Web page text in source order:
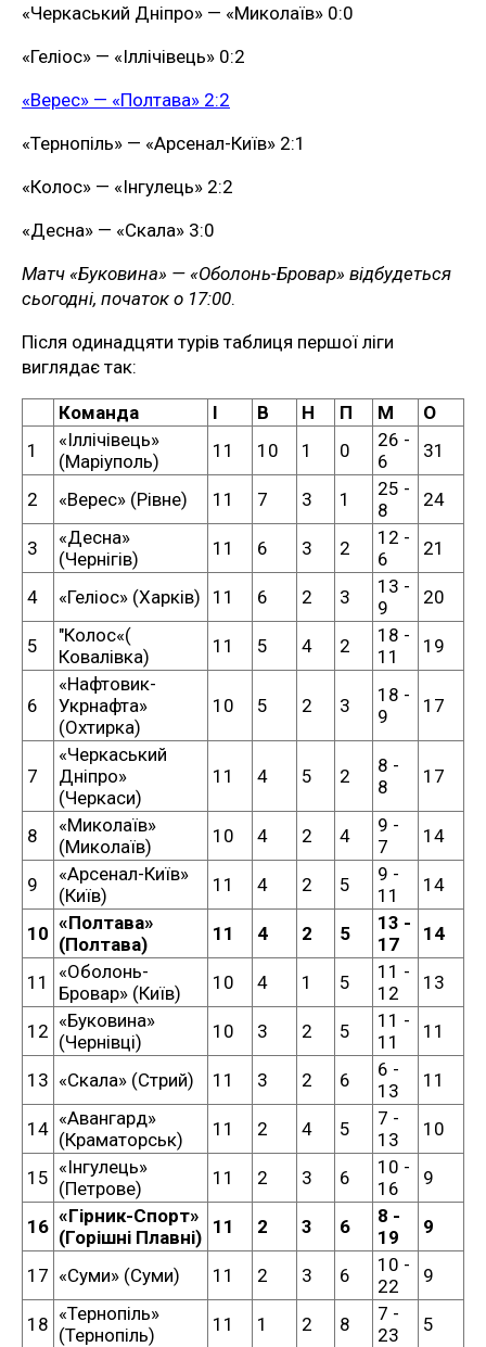
«Черкаський Дніпро» — «Миколаїв» 0:0
«Геліос» — «Іллічівець» 0:2
«Верес» — «Полтава» 2:2
«Тернопіль» — «Арсенал-Київ» 2:1
«Колос» — «Інгулець» 2:2
«Десна» — «Скала» 3:0
Матч «Буковина» — «Оболонь-Бровар» відбудеться
сьогодні, початок о 17:00.
Після одинадцяти турів таблиця першої ліги
виглядає так:
Команда I В Н П М
О
1
«Іллічівець»
(Маріуполь)
11 10 1 0
26 -
6
31
2 «Верес» (Рівне) 11 7 3 1
25 -
8
24
3
«Десна»
(Чернігів)
11 6 3 2
12 -
6
21
4 «Геліос» (Харків) 11 6 2 3
13 -
9
20
5
"Колос«(
Ковалівка)
11 5 4 2
18 -
11
19
6
«Нафтовик-
Укрнафта»
(Охтирка)
10 5 2 3
18 -
9
17
7
«Черкаський
Дніпро»
(Черкаси)
11 4 5 2
8 -
8
17
8
«Миколаїв»
(Миколаїв)
10 4 2 4
9 -
7
14
9
«Арсенал-Київ»
(Київ)
11 4 2 5
9 -
11
14
10 «Полтава»
(Полтава)
11 4 2 5
13 -
17
14
11
«Оболонь-
Бровар» (Київ)
10 4 1 5
11 -
12
13
12 «Буковина»
(Чернівці)
10 3 2 5
11 -
11
11
13 «Скала» (Стрий) 11 3 2 6
6 -
13
11
14 «Авангард»
(Краматорськ)
11 2 4 5
7 -
13
10
15 «Інгулець»
(Петрове)
11 2 3 6
10 -
16
9
16 «Гірник-Спорт»
(Горішні Плавні) 11 2 3 6
8 -
19
9
17 «Суми» (Суми) 11 2 3 6
10 -
22
9
18 «Тернопіль»
(Тернопіль)
11 1 2 8
7 -
23
5